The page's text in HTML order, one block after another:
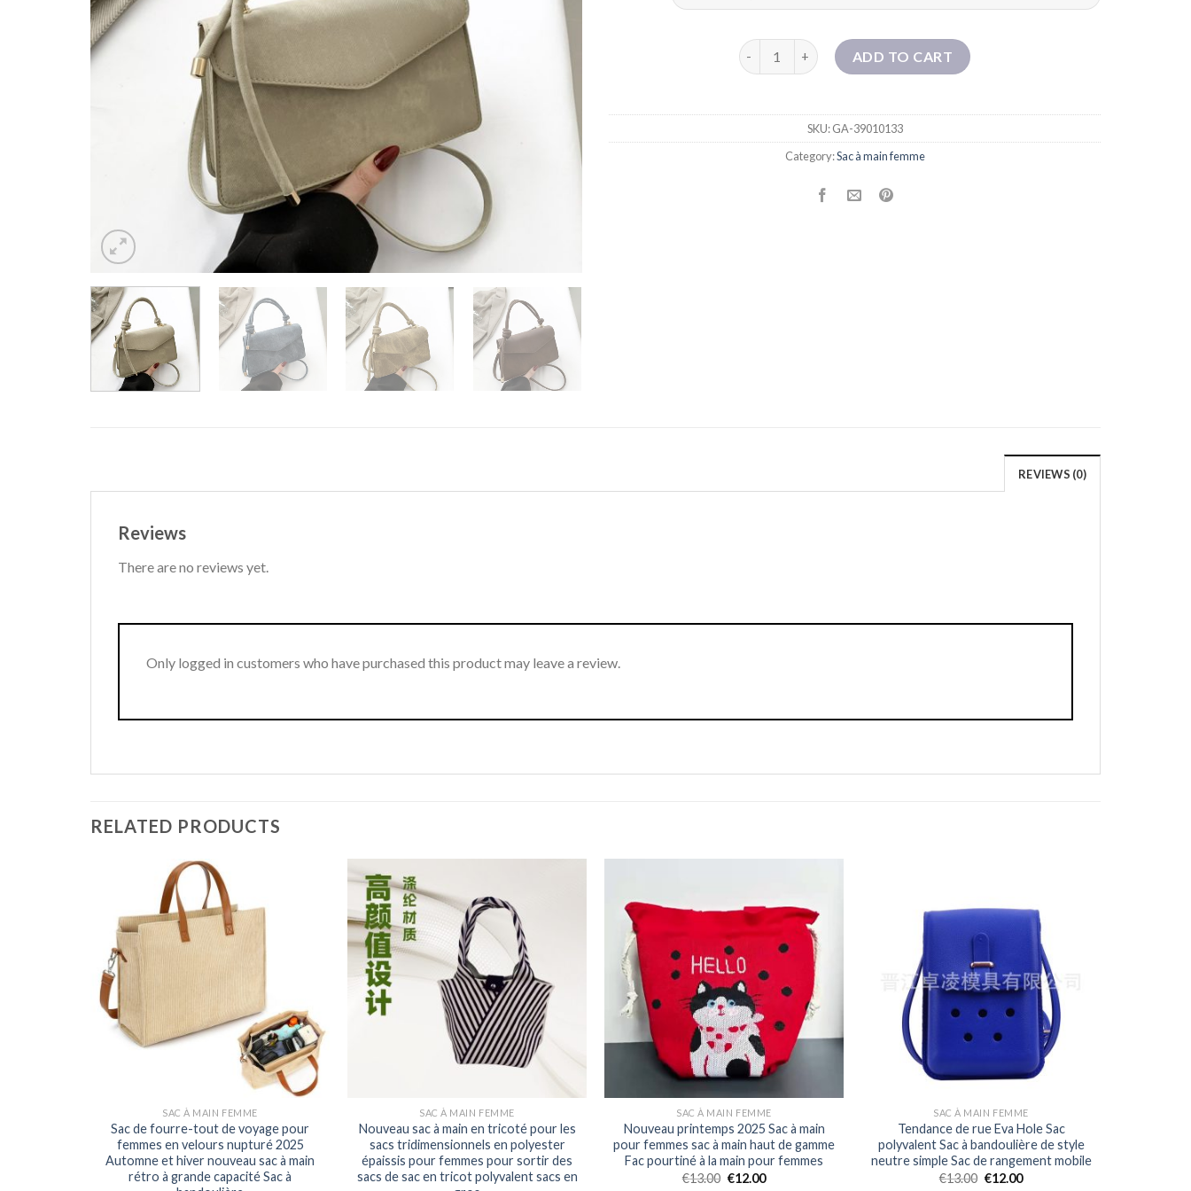
NOUVEAU SAG TOTE TOTE SAG TOTE SAG SAG SAGLE DE SALLE CAPILE
ADD TO CART
SKU:GA-39010133
Category:Sac à main femme
REVIEWS (0)
Reviews
There are no reviews yet.
Only logged in customers who have purchased this product may leave a review.
RELATED PRODUCTS
SAC À MAIN FEMME
Sac de fourre-tout de voyage pour
femmes en velours nupturé 2025
Automne et hiver nouveau sac à main
rétro à grande capacité Sac à
SAC À MAIN FEMME
Nouveau sac à main en tricoté pour les
sacs tridimensionnels en polyester
épaissis pour femmes pour sortir des
sacs de sac en tricot polyvalent sacs en
SAC À MAIN FEMME
Nouveau printemps 2025 Sac à main
pour femmes sac à main haut de gamme
Fac pourtiné à la main pour femmes
€13.00 €12.00
SAC À MAIN FEMME
Tendance de rue Eva Hole Sac
polyvalent Sac à bandoulière de style
neutre simple Sac de rangement mobile
€13.00 €12.00